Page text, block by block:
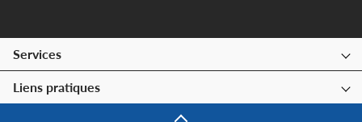
Services
Liens pratiques